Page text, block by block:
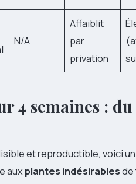
N/A
Affaiblit
par
privation
4 semaines :
et reproductible, voici
auxplantes indésirablesde